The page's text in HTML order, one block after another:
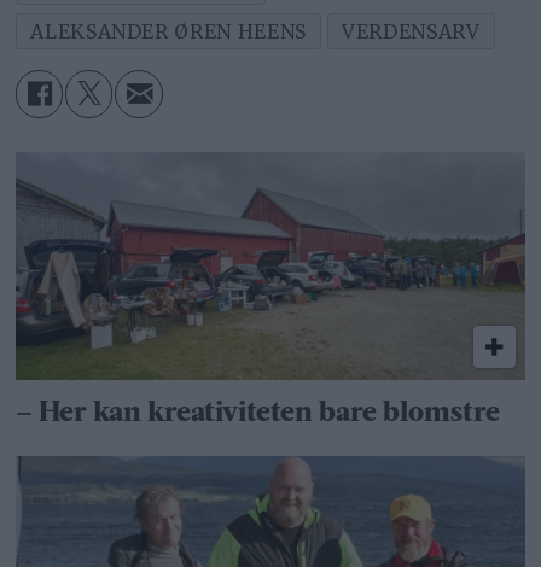
ALEKSANDER ØREN HEENS
VERDENSARV
– Her kan kreativiteten bare blomstre